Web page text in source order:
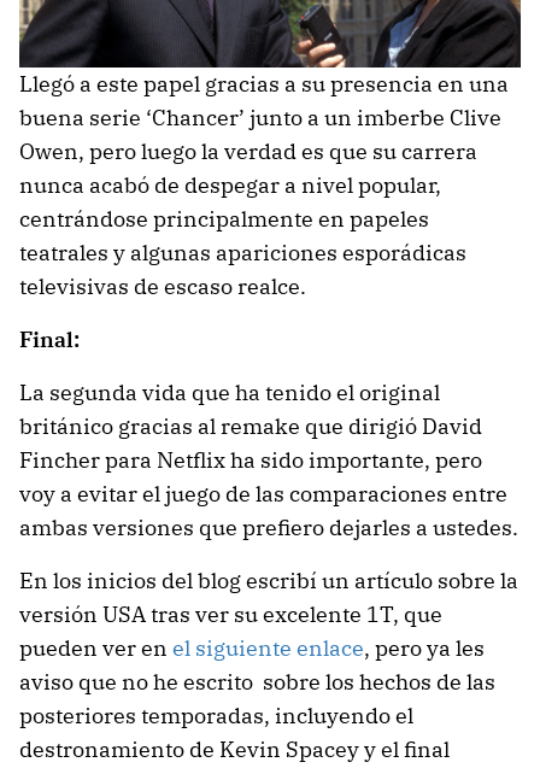
Llegó a este papel gracias a su presencia en una
buena serie ‘Chancer’ junto a un imberbe Clive
Owen, pero luego la verdad es que su carrera
nunca acabó de despegar a nivel popular,
centrándose principalmente en papeles
teatrales y algunas apariciones esporádicas
televisivas de escaso realce.
Final:
La segunda vida que ha tenido el original
británico gracias al remake que dirigió David
Fincher para Netflix ha sido importante, pero
voy a evitar el juego de las comparaciones entre
ambas versiones que prefiero dejarles a ustedes.
En los inicios del blog escribí un artículo sobre la
versión USA tras ver su excelente 1T, que
pueden ver en el siguiente enlace, pero ya les
aviso que no he escrito sobre los hechos de las
posteriores temporadas, incluyendo el
destronamiento de Kevin Spacey y el final